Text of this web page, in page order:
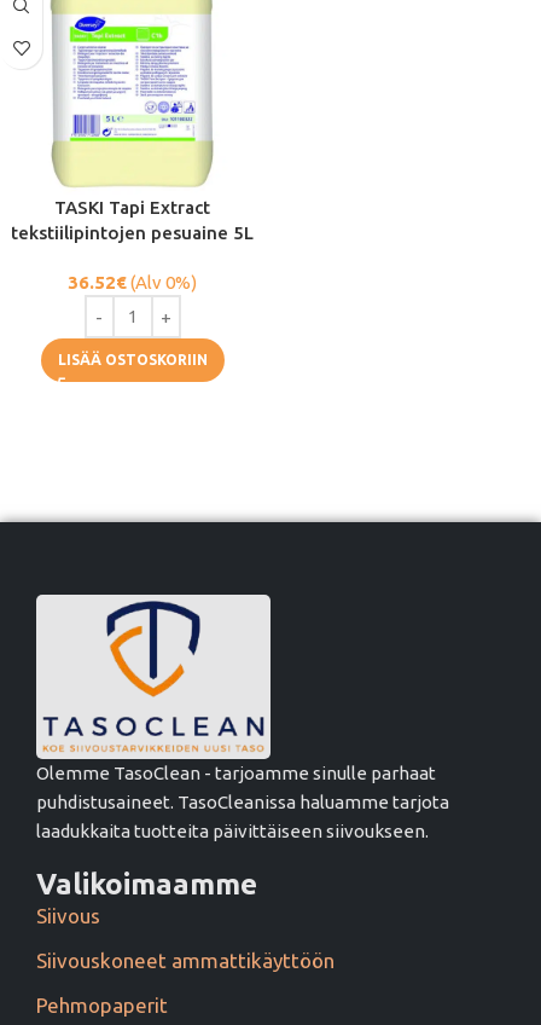
TASKI Tapi Extract
tekstiilipintojen pesuaine 5L
36.52€(Alv 0%)
LISÄÄ OSTOSKORIIN
Olemme TasoClean - tarjoamme sinulle parhaat
puhdistusaineet. TasoCleanissa haluamme tarjota
laadukkaita tuotteita päivittäiseen siivoukseen.
Valikoimaamme
Siivous
Siivouskoneet ammattikäyttöön
Pehmopaperit